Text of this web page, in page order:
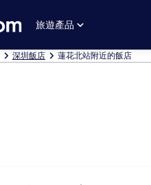
旅遊產品
深圳飯店 蓮花北站附近的飯店